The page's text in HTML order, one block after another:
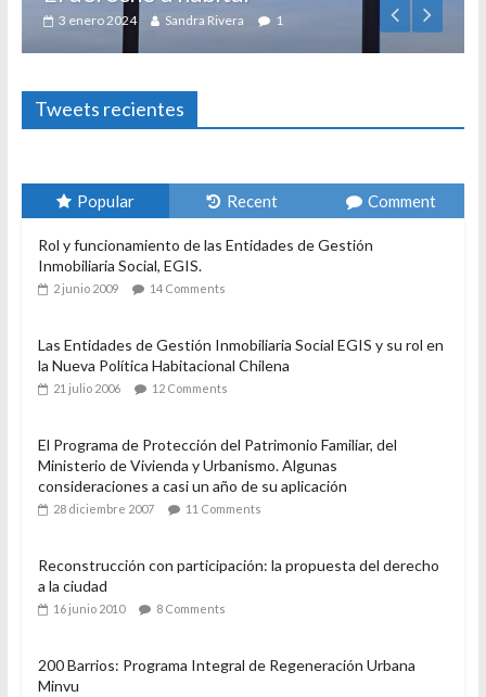
3 enero 2024 Sandra Rivera 1
Tweets recientes
Popular Recent Comment
Rol y funcionamiento de las Entidades de Gestión
Inmobiliaria Social, EGIS.
2 junio 2009 14 Comments
Las Entidades de Gestión Inmobiliaria Social EGIS y su rol en
la Nueva Política Habitacional Chilena
21 julio 2006 12 Comments
El Programa de Protección del Patrimonio Familiar, del
Ministerio de Vivienda y Urbanismo. Algunas
consideraciones a casi un año de su aplicación
28 diciembre 2007 11 Comments
Reconstrucción con participación: la propuesta del derecho
a la ciudad
16 junio 2010 8 Comments
200 Barrios: Programa Integral de Regeneración Urbana
Minvu